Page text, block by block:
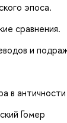
эпоса.
сравнения.
и
в античности
Гомер